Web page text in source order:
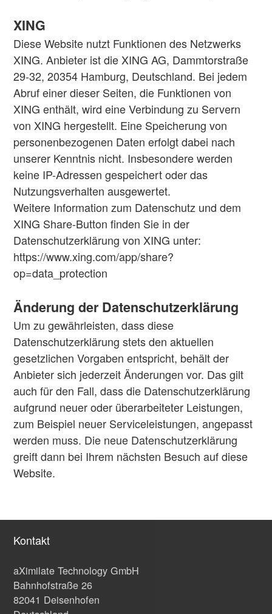
XING
Diese Website nutzt Funktionen des Netzwerks
XING. Anbieter ist die XING AG, Dammtorstraße
29-32, 20354 Hamburg, Deutschland. Bei jedem
Abruf einer dieser Seiten, die Funktionen von
XING enthält, wird eine Verbindung zu Servern
von XING hergestellt. Eine Speicherung von
personenbezogenen Daten erfolgt dabei nach
unserer Kenntnis nicht. Insbesondere werden
keine IP-Adressen gespeichert oder das
Nutzungsverhalten ausgewertet.
Weitere Information zum Datenschutz und dem
XING Share-Button finden Sie in der
Datenschutzerklärung von XING unter:
https://www.xing.com/app/share?
op=data_protection
Änderung der Datenschutzerklärung
Um zu gewährleisten, dass diese
Datenschutzerklärung stets den aktuellen
gesetzlichen Vorgaben entspricht, behält der
Anbieter sich jederzeit Änderungen vor. Das gilt
auch für den Fall, dass die Datenschutzerklärung
aufgrund neuer oder überarbeiteter Leistungen,
zum Beispiel neuer Serviceleistungen, angepasst
werden muss. Die neue Datenschutzerklärung
greift dann bei Ihrem nächsten Besuch auf diese
Website.
Kontakt
aXimilate Technology GmbH
Bahnhofstraße 26
82041 Deisenhofen